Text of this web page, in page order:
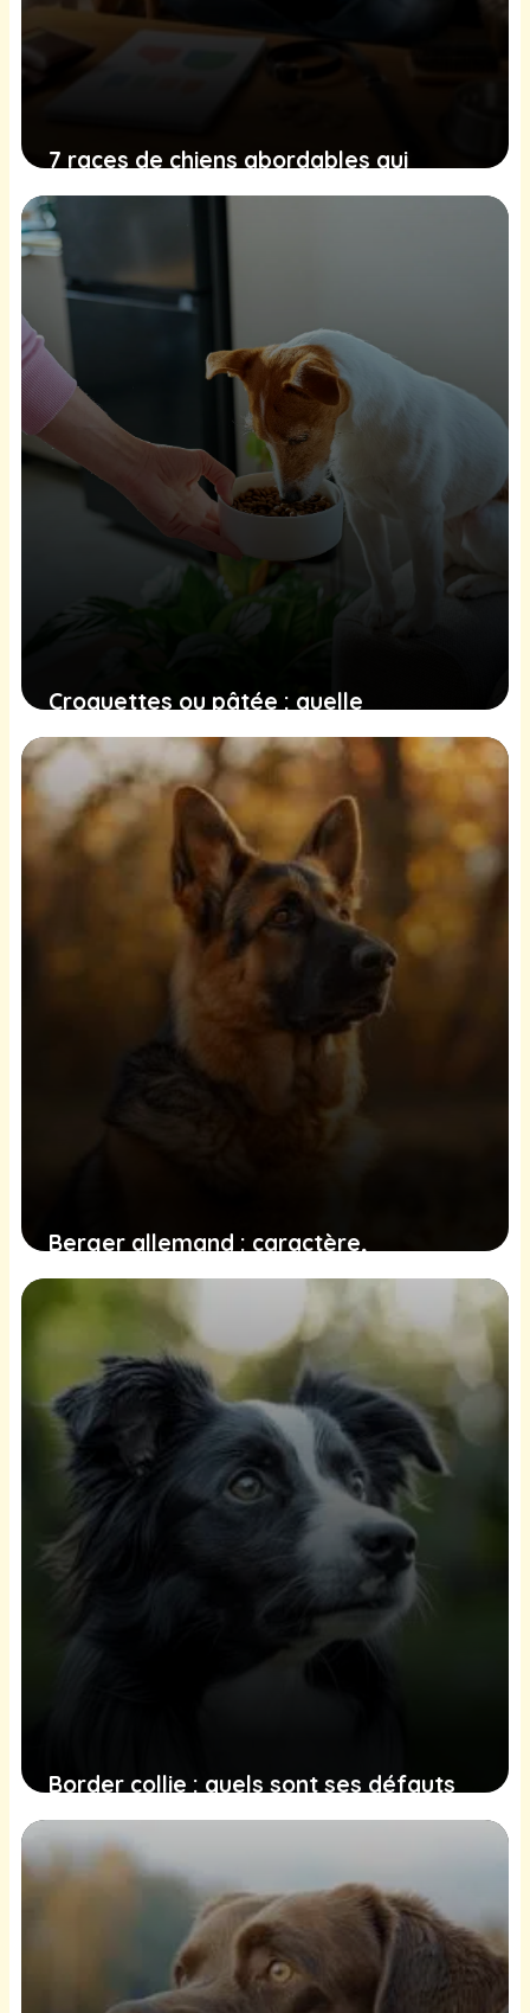
7 races de chiens abordables qui
coûtent moins cher à entretenir
30 juin 2026
Croquettes ou pâtée : quelle
alimentation choisir pour son chien ?
17 mars 2026
Berger allemand : caractère,
comportement et conseils
Border collie : quels sont ses défauts
et ses limites ?
23 juin 2025